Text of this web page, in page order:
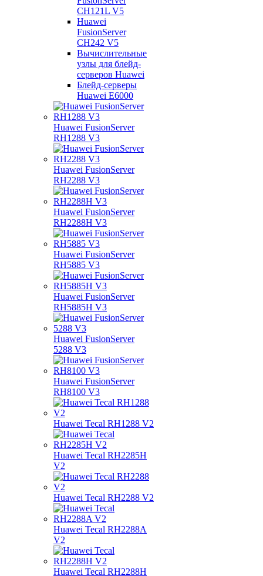
CH121L V5
Huawei
FusionServer
CH242 V5
Вычислительные
узлы для блейд-
серверов Huawei
Блейд-серверы
Huawei E6000
Huawei FusionServer
RH1288 V3
Huawei FusionServer
RH2288 V3
Huawei FusionServer
RH2288H V3
Huawei FusionServer
RH5885 V3
Huawei FusionServer
RH5885H V3
Huawei FusionServer
5288 V3
Huawei FusionServer
RH8100 V3
Huawei Tecal RH1288 V2
Huawei Tecal RH2285H
V2
Huawei Tecal RH2288 V2
Huawei Tecal RH2288A
V2
Huawei Tecal RH2288H